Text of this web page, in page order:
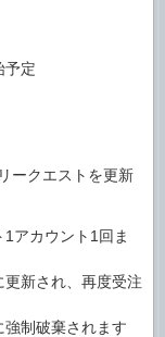
予定
ークエストを更新
アカウント1回ま
新され、再度受注
制破棄されます